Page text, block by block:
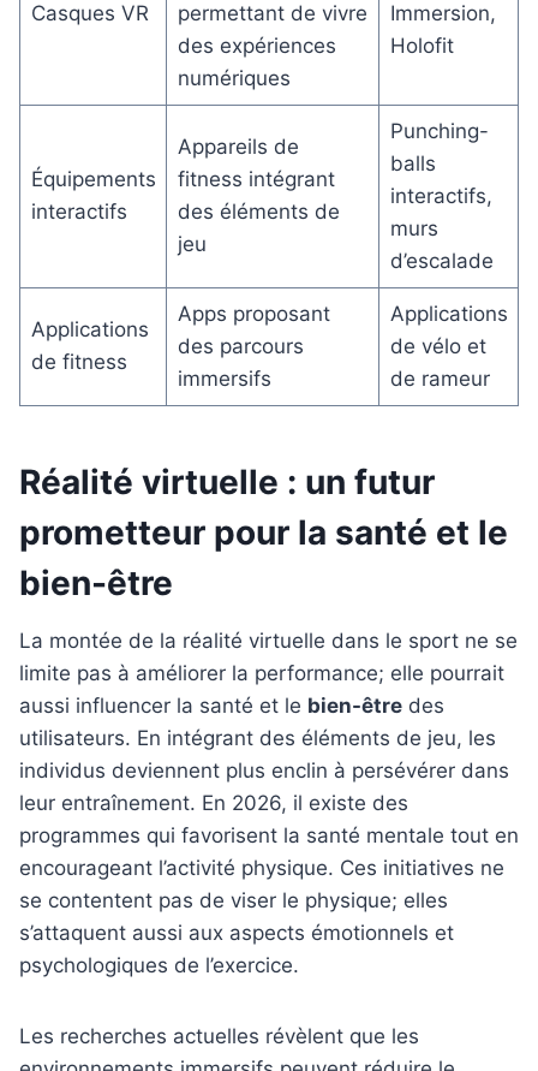
Casques VR
permettant de vivre
des expériences
numériques
Immersion,
Holofit
Équipements
interactifs
Appareils de
fitness intégrant
des éléments de
jeu
Punching-
balls
interactifs,
murs
d’escalade
Applications
de fitness
Apps proposant
des parcours
immersifs
Applications
de vélo et
de rameur
Réalité virtuelle : un futur
prometteur pour la santé et le
bien-être
La montée de la réalité virtuelle dans le sport ne se
limite pas à améliorer la performance; elle pourrait
aussi influencer la santé et le bien-être des
utilisateurs. En intégrant des éléments de jeu, les
individus deviennent plus enclin à persévérer dans
leur entraînement. En 2026, il existe des
programmes qui favorisent la santé mentale tout en
encourageant l’activité physique. Ces initiatives ne
se contentent pas de viser le physique; elles
s’attaquent aussi aux aspects émotionnels et
psychologiques de l’exercice.
Les recherches actuelles révèlent que les